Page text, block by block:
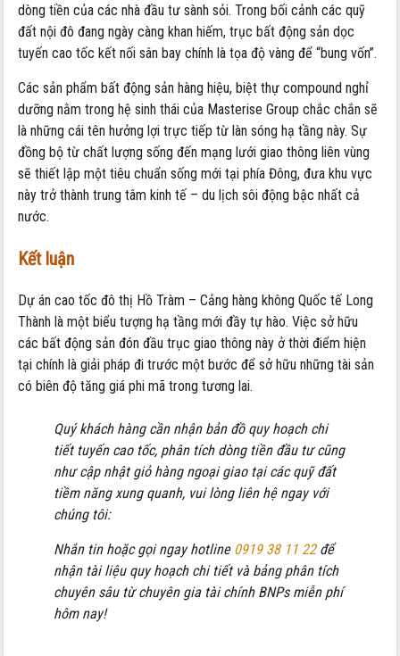
dòng tiền của các nhà đầu tư sành sỏi. Trong bối cảnh các quỹ
đất nội đô đang ngày càng khan hiếm, trục bất động sản dọc
tuyến cao tốc kết nối sân bay chính là tọa độ vàng để “bung vốn”.
Các sản phẩm bất động sản hàng hiệu, biệt thự compound nghỉ
dưỡng nằm trong hệ sinh thái của Masterise Group chắc chắn sẽ
là những cái tên hưởng lợi trực tiếp từ làn sóng hạ tầng này. Sự
đồng bộ từ chất lượng sống đến mạng lưới giao thông liên vùng
sẽ thiết lập một tiêu chuẩn sống mới tại phía Đông, đưa khu vực
này trở thành trung tâm kinh tế – du lịch sôi động bậc nhất cả
nước.
Kết luận
Dự án cao tốc đô thị Hồ Tràm – Cảng hàng không Quốc tế Long
Thành là một biểu tượng hạ tầng mới đầy tự hào. Việc sở hữu
các bất động sản đón đầu trục giao thông này ở thời điểm hiện
tại chính là giải pháp đi trước một bước để sở hữu những tài sản
có biên độ tăng giá phi mã trong tương lai.
Quý khách hàng cần nhận bản đồ quy hoạch chi
tiết tuyến cao tốc, phân tích dòng tiền đầu tư cũng
như cập nhật giỏ hàng ngoại giao tại các quỹ đất
tiềm năng xung quanh, vui lòng liên hệ ngay với
chúng tôi:
Nhắn tin hoặc gọi ngay hotline 0919 38 11 22để
nhận tài liệu quy hoạch chi tiết và bảng phân tích
chuyên sâu từ chuyên gia tài chính BNPs miễn phí
hôm nay!